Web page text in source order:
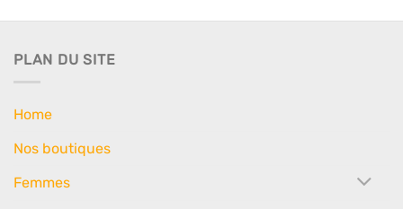
PLAN DU SITE
Home
Nos boutiques
Femmes